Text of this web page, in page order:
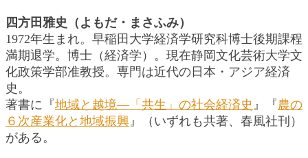
四方田雅史（よもだ・まさふみ）
1972年生まれ。早稲田大学経済学研究科博士後期課程
満期退学。博士（経済学）。現在静岡文化芸術大学文
化政策学部准教授。専門は近代の日本・アジア経済
史。
著書に『地域と越境―「共生」の社会経済史 』『農の
６次産業化と地域振興』（いずれも共著、春風社刊）
がある。